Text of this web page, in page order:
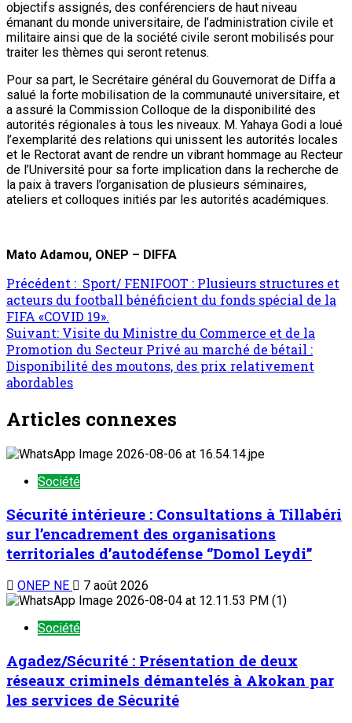
objectifs assignés, des conférenciers de haut niveau
émanant du monde universitaire, de l’administration civile et
militaire ainsi que de la société civile seront mobilisés pour
traiter les thèmes qui seront retenus.
Pour sa part, le Secrétaire général du Gouvernorat de Diffa a
salué la forte mobilisation de la communauté universitaire, et
a assuré la Commission Colloque de la disponibilité des
autorités régionales à tous les niveaux. M. Yahaya Godi a loué
l’exemplarité des relations qui unissent les autorités locales
et le Rectorat avant de rendre un vibrant hommage au Recteur
de l’Université pour sa forte implication dans la recherche de
la paix à travers l’organisation de plusieurs séminaires,
ateliers et colloques initiés par les autorités académiques.
Mato Adamou, ONEP – DIFFA
Précédent : Sport/ FENIFOOT : Plusieurs structures et
acteurs du football bénéficient du fonds spécial de la
FIFA «COVID 19».
Suivant: Visite du Ministre du Commerce et de la
Promotion du Secteur Privé au marché de bétail :
Disponibilité des moutons, des prix relativement
abordables
Articles connexes
Société
Sécurité intérieure : Consultations à Tillabéri
sur l’encadrement des organisations
territoriales d’autodéfense ‘’Domol Leydi’’
ONEP NE 7 août 2026
Société
Agadez/Sécurité : Présentation de deux
réseaux criminels démantelés à Akokan par
les services de Sécurité